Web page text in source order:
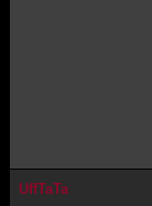
UffTaTa